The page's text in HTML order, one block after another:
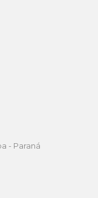
- Paraná